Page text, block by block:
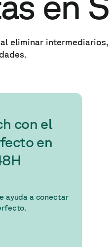
eliminar
con el
en
ayuda a conectar